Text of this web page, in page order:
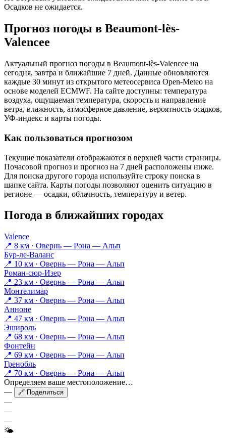
Осадков не ожидается.
Прогноз погоды в Beaumont-lès-
Valenceе
Актуальный прогноз погоды в Beaumont-lès-Valenceе на
сегодня, завтра и ближайшие 7 дней. Данные обновляются
каждые 30 минут из открытого метеосервиса Open-Meteo на
основе моделей ECMWF. На сайте доступны: температура
воздуха, ощущаемая температура, скорость и направление
ветра, влажность, атмосферное давление, вероятность осадков,
УФ-индекс и карты погоды.
Как пользоваться прогнозом
Текущие показатели отображаются в верхней части страницы.
Почасовой прогноз и прогноз на 7 дней расположены ниже.
Для поиска другого города используйте строку поиска в
шапке сайта. Карты погоды позволяют оценить ситуацию в
регионе — осадки, облачность, температуру и ветер.
Погода в ближайших городах
Valence
📍 8 км · Овернь — Рона — Альп
Бур-ле-Валанс
📍 10 км · Овернь — Рона — Альп
Роман-сюр-Изер
📍 23 км · Овернь — Рона — Альп
Монтелимар
📍 37 км · Овернь — Рона — Альп
Анноне
📍 47 км · Овернь — Рона — Альп
Эшироль
📍 68 км · Овернь — Рона — Альп
Фонтейн
📍 69 км · Овернь — Рона — Альп
Гренобль
📍 70 км · Овернь — Рона — Альп
Определяем ваше местоположение…
—
🔗 Поделиться
—
—
—
🌤